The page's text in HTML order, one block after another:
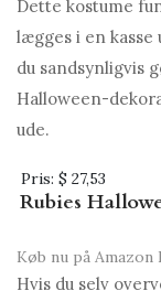
Dette kostume
lægges i en
du sandsynligvis
Halloween-
ude.
Pris: $ 27,53
Rubies
Køb nu på Amazon
Hvis du selv